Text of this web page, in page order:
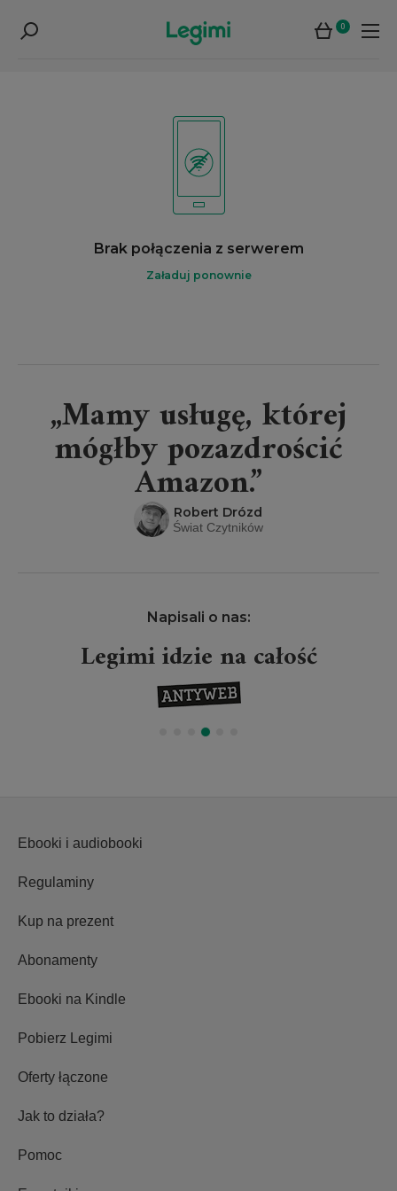
0
Brak połączenia z serwerem
Załaduj ponownie
„Mamy usługę, której
mógłby pozazdrościć
Amazon.”
Robert Drózd
Świat Czytników
Napisali o nas:
Legimi idzie na całość
Ebooki i audiobooki
Regulaminy
Kup na prezent
Abonamenty
Ebooki na Kindle
Pobierz Legimi
Oferty łączone
Jak to działa?
Pomoc